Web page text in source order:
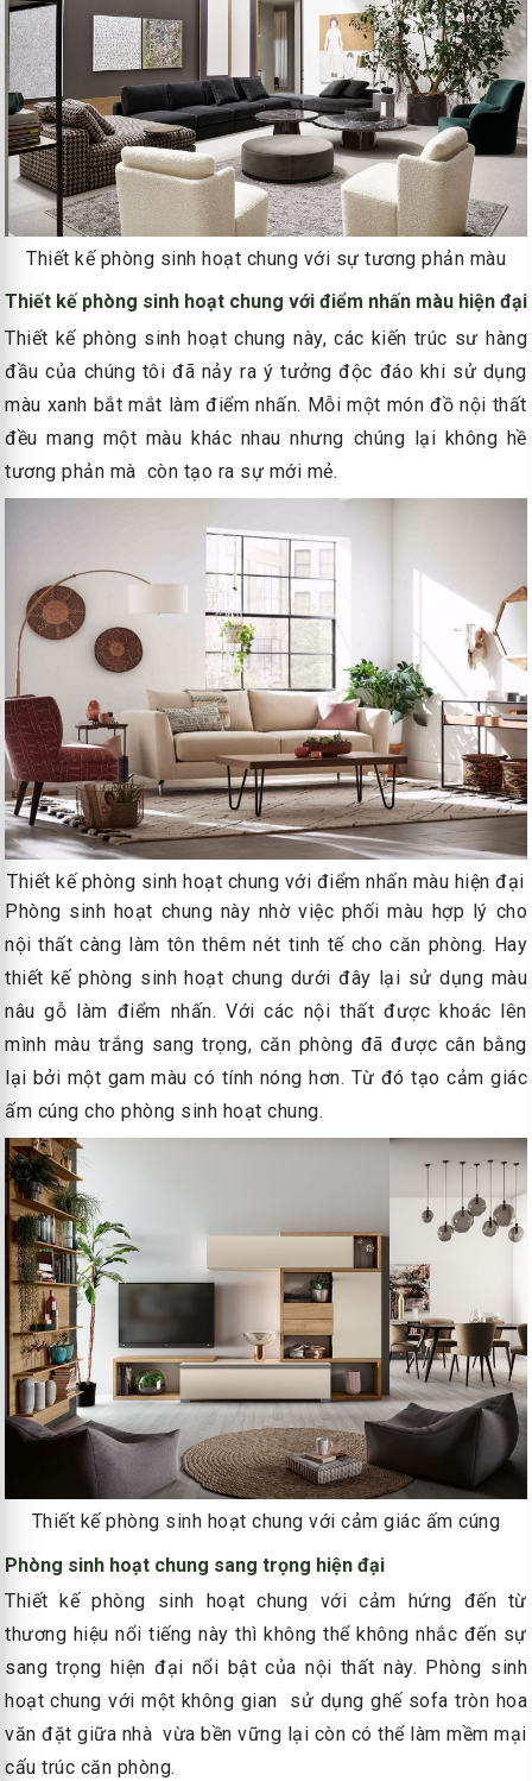
Thiết kế phòng sinh hoạt chung với sự tương phản màu
Thiết kế phòng sinh hoạt chung với điểm nhấn màu hiện đại
Thiết kế phòng sinh hoạt chung này, các kiến trúc sư hàng
đầu của chúng tôi đã nảy ra ý tưởng độc đáo khi sử dụng
màu xanh bắt mắt làm điểm nhấn. Mỗi một món đồ nội thất
đều mang một màu khác nhau nhưng chúng lại không hề
tương phản mà còn tạo ra sự mới mẻ.
Thiết kế phòng sinh hoạt chung với điểm nhấn màu hiện đại
Phòng sinh hoạt chung này nhờ việc phối màu hợp lý cho
nội thất càng làm tôn thêm nét tinh tế cho căn phòng. Hay
thiết kế phòng sinh hoạt chung dưới đây lại sử dụng màu
nâu gỗ làm điểm nhấn. Với các nội thất được khoác lên
mình màu trắng sang trọng, căn phòng đã được cân bằng
lại bởi một gam màu có tính nóng hơn. Từ đó tạo cảm giác
ấm cúng cho phòng sinh hoạt chung.
Thiết kế phòng sinh hoạt chung với cảm giác ấm cúng
Phòng sinh hoạt chung sang trọng hiện đại
Thiết kế phòng sinh hoạt chung với cảm hứng đến từ
thương hiệu nổi tiếng này thì không thể không nhắc đến sự
sang trọng hiện đại nổi bật của nội thất này. Phòng sinh
hoạt chung với một không gian sử dụng ghế sofa tròn hoa
văn đặt giữa nhà vừa bền vững lại còn có thể làm mềm mại
cấu trúc căn phòng.